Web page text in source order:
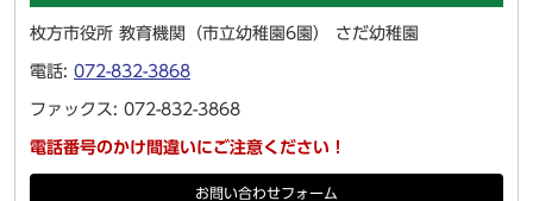
枚方市役所 教育機関（市立幼稚園6園） さだ幼稚園
電話: 072-832-3868
ファックス: 072-832-3868
電話番号のかけ間違いにご注意ください！
お問い合わせフォーム